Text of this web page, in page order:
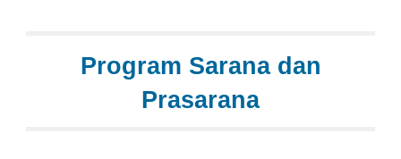
Program Sarana dan
Prasarana